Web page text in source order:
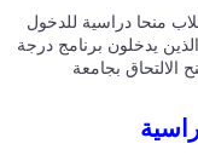
دراسية للدخول
برنامج درجة
بجامعة